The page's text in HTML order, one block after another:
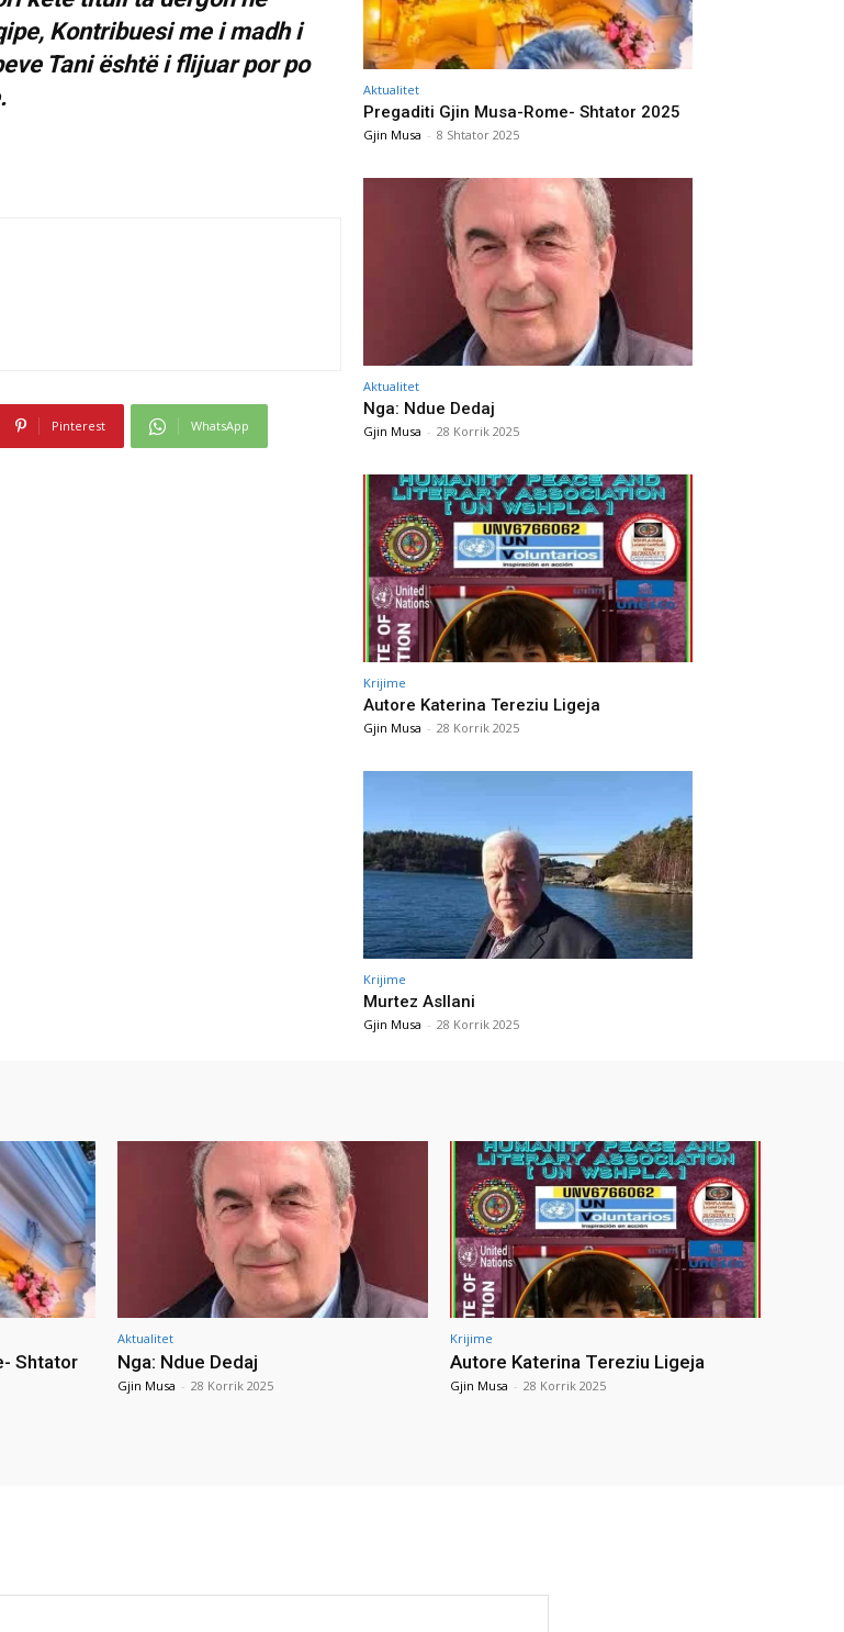
Kontribuesi me i madh i
Tani është i flijuar por po
Pinterest WhatsApp
Aktualitet
Pregaditi Gjin Musa-Rome- Shtator 2025
Gjin Musa - 8 Shtator 2025
Aktualitet
Nga: Ndue Dedaj
Gjin Musa - 28 Korrik 2025
Krijime
Autore Katerina Tereziu Ligeja
Gjin Musa - 28 Korrik 2025
Krijime
Murtez Asllani
Gjin Musa - 28 Korrik 2025
Shtator
Aktualitet
Nga: Ndue Dedaj
Gjin Musa - 28 Korrik 2025
Krijime
Autore Katerina Tereziu Ligeja
Gjin Musa - 28 Korrik 2025